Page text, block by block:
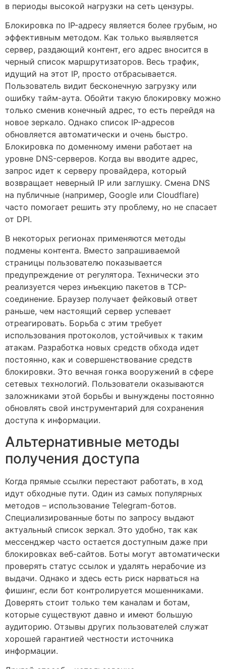
в периоды высокой нагрузки на сеть цензуры.
Блокировка по IP-адресу является более грубым, но
эффективным методом. Как только выявляется
сервер, раздающий контент, его адрес вносится в
черный список маршрутизаторов. Весь трафик,
идущий на этот IP, просто отбрасывается.
Пользователь видит бесконечную загрузку или
ошибку тайм-аута. Обойти такую блокировку можно
только сменив конечный адрес, то есть перейдя на
новое зеркало. Однако список IP-адресов
обновляется автоматически и очень быстро.
Блокировка по доменному имени работает на
уровне DNS-серверов. Когда вы вводите адрес,
запрос идет к серверу провайдера, который
возвращает неверный IP или заглушку. Смена DNS
на публичные (например, Google или Cloudflare)
часто помогает решить эту проблему, но не спасает
от DPI.
В некоторых регионах применяются методы
подмены контента. Вместо запрашиваемой
страницы пользователю показывается
предупреждение от регулятора. Технически это
реализуется через инъекцию пакетов в TCP-
соединение. Браузер получает фейковый ответ
раньше, чем настоящий сервер успевает
отреагировать. Борьба с этим требует
использования протоколов, устойчивых к таким
атакам. Разработка новых средств обхода идет
постоянно, как и совершенствование средств
блокировки. Это вечная гонка вооружений в сфере
сетевых технологий. Пользователи оказываются
заложниками этой борьбы и вынуждены постоянно
обновлять свой инструментарий для сохранения
доступа к информации.
Альтернативные методы
получения доступа
Когда прямые ссылки перестают работать, в ход
идут обходные пути. Один из самых популярных
методов – использование Telegram-ботов.
Специализированные боты по запросу выдают
актуальный список зеркал. Это удобно, так как
мессенджер часто остается доступным даже при
блокировках веб-сайтов. Боты могут автоматически
проверять статус ссылок и удалять нерабочие из
выдачи. Однако и здесь есть риск нарваться на
фишинг, если бот контролируется мошенниками.
Доверять стоит только тем каналам и ботам,
которые существуют давно и имеют большую
аудиторию. Отзывы других пользователей служат
хорошей гарантией честности источника
информации.